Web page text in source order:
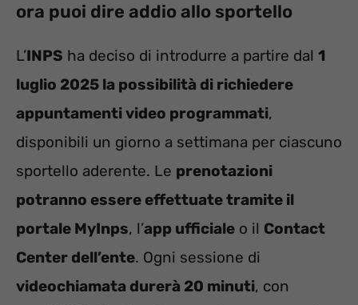
ora puoi dire addio allo sportello
L’INPS ha deciso di introdurre a partire dal 1
luglio 2025 la possibilità di richiedere
appuntamenti video programmati,
disponibili un giorno a settimana per ciascuno
sportello aderente. Le prenotazioni
potranno essere effettuate tramite il
portale MyInps, l’app ufficiale o il Contact
Center dell’ente. Ogni sessione di
videochiamata durerà 20 minuti, con